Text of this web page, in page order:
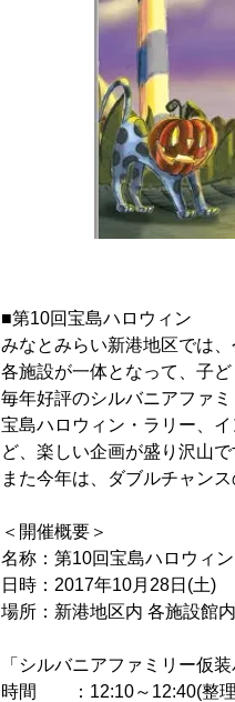
■第10回宝島ハロウィン
みなとみらい新港地区では
各施設が一体となって、子
毎年好評のシルバニアファ
宝島ハロウィン・ラリー、
ど、楽しい企画が盛り沢山で
また今年は、ダブルチャン
＜開催概要＞
名称：第10回宝島ハロウィン
日時：2017年10月28日(土)
場所：新港地区内 各施設館
「シルバニアファミリー仮装
時間 ：12:10～12:40(整